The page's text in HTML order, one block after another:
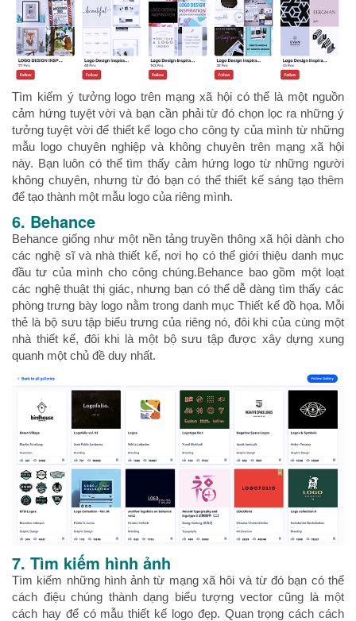
Tìm kiếm ý tưởng logo trên mạng xã hội có thể là một nguồn
cảm hứng tuyệt vời và bạn cần phải từ đó chọn lọc ra những ý
tưởng tuyệt vời để thiết kế logo cho công ty của mình từ những
mẫu logo chuyên nghiệp và không chuyên trên mạng xã hội
này. Bạn luôn có thể tìm thấy cảm hứng logo từ những người
không chuyên, nhưng từ đó bạn có thể thiết kế sáng tạo thêm
để tạo thành một mẫu logo của riêng mình.
6. Behance
Behance giống như một nền tảng truyền thông xã hội dành cho
các nghệ sĩ và nhà thiết kế, nơi họ có thể giới thiệu danh mục
đầu tư của mình cho công chúng.Behance bao gồm một loạt
các nghệ thuật thị giác, nhưng bạn có thể dễ dàng tìm thấy các
phòng trưng bày logo nằm trong danh mục Thiết kế đồ họa. Mỗi
thẻ là bộ sưu tập biểu trưng của riêng nó, đôi khi của cùng một
nhà thiết kế, đôi khi là một bộ sưu tập được xây dựng xung
quanh một chủ đề duy nhất.
7. Tìm kiếm hình ảnh
Tìm kiếm những hình ảnh từ mạng xã hôi và từ đó bạn có thể
cách điệu chúng thành dạng biểu tượng vector cũng là một
cách hay để có mẫu thiết kế logo đẹp. Quan trọng cách cách